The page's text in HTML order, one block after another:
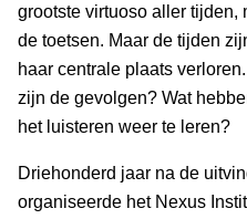
grootste virtuoso aller tijden,
de toetsen. Maar de tijden
haar centrale plaats
zijn de gevolgen? Wat
het luisteren weer te leren?
Driehonderd jaar na de
organiseerde het Nexus